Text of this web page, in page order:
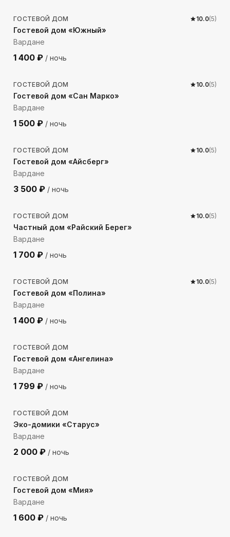
ГОСТЕВОЙ ДОМ 10.0(5)
Гостевой дом «Южный»
Вардане
1 400 ₽ / ночь
235м до моря
ГОСТЕВОЙ ДОМ 10.0(5)
Гостевой дом «Сан Марко»
Вардане
1 500 ₽ / ночь
385м до моря
ГОСТЕВОЙ ДОМ 10.0(5)
Гостевой дом «Айсберг»
Вардане
3 500 ₽ / ночь
523м до моря
ГОСТЕВОЙ ДОМ 10.0(5)
Частный дом «Райский Берег»
Вардане
1 700 ₽ / ночь
383м до моря
ГОСТЕВОЙ ДОМ 10.0(5)
Гостевой дом «Полина»
Вардане
1 400 ₽ / ночь
453 м до моря
ГОСТЕВОЙ ДОМ
Гостевой дом «Ангелина»
Вардане
1 799 ₽ / ночь
369 м до моря
ГОСТЕВОЙ ДОМ
Эко-домики «Старус»
Вардане
2 000 ₽ / ночь
989м до моря
ГОСТЕВОЙ ДОМ
Гостевой дом «Мия»
Вардане
1 600 ₽ / ночь
370м до моря